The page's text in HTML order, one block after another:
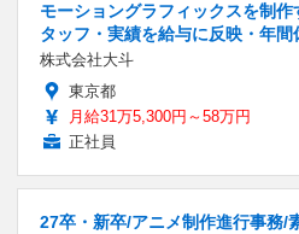
モーショングラフィックスを制
タッフ・実績を給与に反映・年
株式会社大斗
東京都
月給31万5,300円～58万円
正社員
27卒・新卒/アニメ制作進行事務/